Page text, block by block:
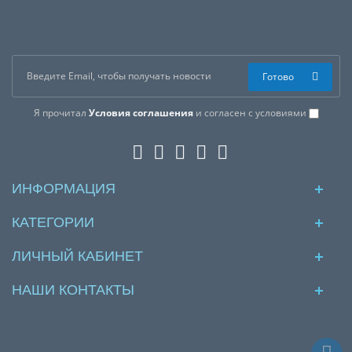
менеджерам по номеру телефона +7 (960) 579-09-09.
Я прочитал Условия соглашенияи согласен с условиями
Готово
ИНФОРМАЦИЯ
КАТЕГОРИИ
ЛИЧНЫЙ КАБИНЕТ
НАШИ КОНТАКТЫ